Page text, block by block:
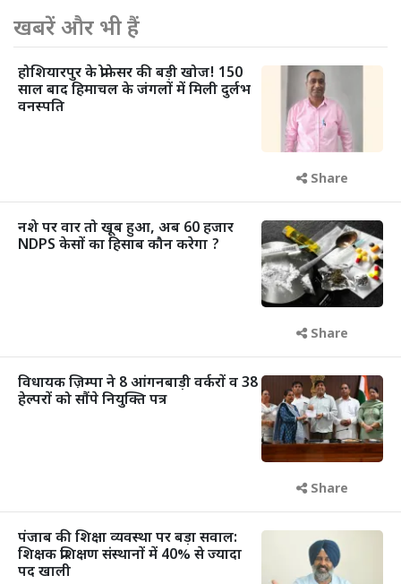
खबरें और भी हैं
होशियारपुर के प्रोफेसर की बड़ी खोज! 150
साल बाद हिमाचल के जंगलों में मिली दुर्लभ
वनस्पति
Share
नशे पर वार तो खूब हुआ, अब 60 हजार
NDPS केसों का हिसाब कौन करेगा ?
Share
विधायक ज़िम्पा ने 8 आंगनबाड़ी वर्करों व 38
हेल्परों को सौंपे नियुक्ति पत्र
Share
पंजाब की शिक्षा व्यवस्था पर बड़ा सवाल:
शिक्षक प्रशिक्षण संस्थानों में 40% से ज्यादा
पद खाली